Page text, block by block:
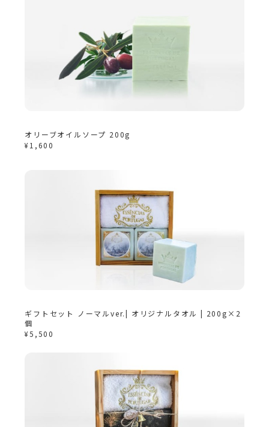
オリーブオイルソープ 200g
¥1,600
ギフトセット ノーマルver.| オリジナルタオル | 200g×2
個
¥5,500